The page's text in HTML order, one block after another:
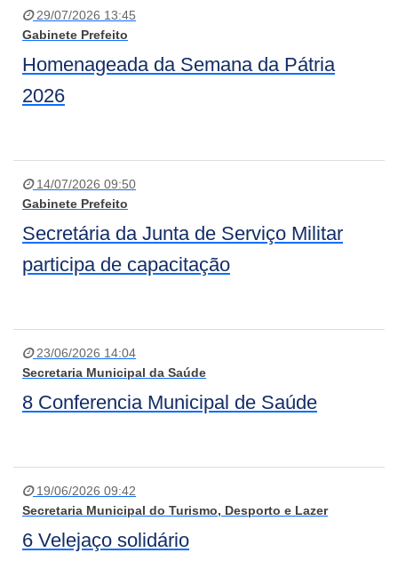
29/07/2026 13:45
Gabinete Prefeito
Homenageada da Semana da Pátria
2026
14/07/2026 09:50
Gabinete Prefeito
Secretária da Junta de Serviço Militar
participa de capacitação
23/06/2026 14:04
Secretaria Municipal da Saúde
8 Conferencia Municipal de Saúde
19/06/2026 09:42
Secretaria Municipal do Turismo, Desporto e Lazer
6 Velejaço solidário